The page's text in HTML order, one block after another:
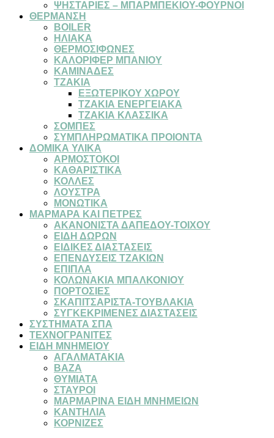
ΨΗΣΤΑΡΙΕΣ – ΜΠΑΡΜΠΕΚΙΟΥ-ΦΟΥΡΝΟΙ
ΘΕΡΜΑΝΣΗ
BOILER
ΗΛΙΑΚΑ
ΘΕΡΜΟΣΙΦΩΝΕΣ
ΚΑΛΟΡΙΦΕΡ ΜΠΑΝΙΟΥ
ΚΑΜΙΝΑΔΕΣ
ΤΖΑΚΙΑ
ΕΞΩΤΕΡΙΚΟΥ ΧΩΡΟΥ
ΤΖΑΚΙΑ ΕΝΕΡΓΕΙΑΚΑ
ΤΖΑΚΙΑ ΚΛΑΣΣΙΚΑ
ΣΟΜΠΕΣ
ΣΥΜΠΛΗΡΩΜΑΤΙΚΑ ΠΡΟΙΟΝΤΑ
ΔΟΜΙΚΑ ΥΛΙΚΑ
ΑΡΜΟΣΤΟΚΟΙ
ΚΑΘΑΡΙΣΤΙΚΑ
ΚΟΛΛΕΣ
ΛΟΥΣΤΡΑ
ΜΟΝΩΤΙΚΑ
ΜΑΡΜΑΡΑ ΚΑΙ ΠΕΤΡΕΣ
ΑΚΑΝΟΝΙΣΤΑ ΔΑΠΕΔΟΥ-ΤΟΙΧΟΥ
ΕΙΔΗ ΔΩΡΩΝ
ΕΙΔΙΚΕΣ ΔΙΑΣΤΑΣΕΙΣ
ΕΠΕΝΔΥΣΕΙΣ ΤΖΑΚΙΩΝ
ΕΠΙΠΛΑ
ΚΟΛΩΝΑΚΙΑ ΜΠΑΛΚΟΝΙΟΥ
ΠΟΡΤΟΣΙΕΣ
ΣΚΑΠΙΤΣΑΡΙΣΤΑ-ΤΟΥΒΛΑΚΙΑ
ΣΥΓΚΕΚΡΙΜΕΝΕΣ ΔΙΑΣΤΑΣΕΙΣ
ΣΥΣΤΗΜΑΤΑ ΣΠΑ
ΤΕΧΝΟΓΡΑΝΙΤΕΣ
ΕΙΔΗ ΜΝΗΜΕΙΟΥ
ΑΓΑΛΜΑΤΑΚΙΑ
ΒΑΖΑ
ΘΥΜΙΑΤΑ
ΣΤΑΥΡΟΙ
ΜΑΡΜΑΡΙΝΑ ΕΙΔΗ ΜΝΗΜΕΙΩΝ
ΚΑΝΤΗΛΙΑ
ΚΟΡΝΙΖΕΣ